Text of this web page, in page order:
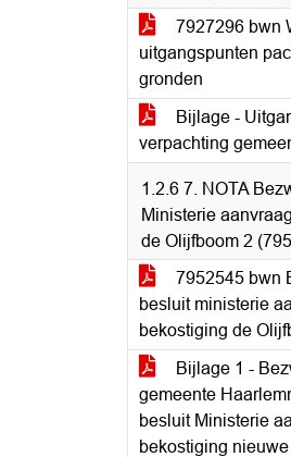
7927296 bwn
uitgangspunten
gronden
Bijlage -
verpachting
1.2.6 7. NOTA
Ministerie
de Olijfboom 2
7952545 bwn
besluit ministerie
bekostiging de
Bijlage 1 -
gemeente
besluit Ministerie
bekostiging nieuwe